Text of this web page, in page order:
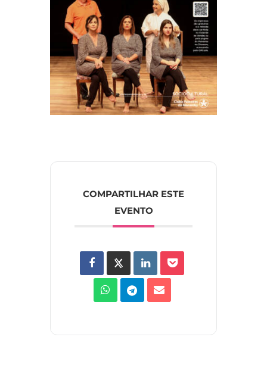
COMPARTILHAR ESTE
EVENTO